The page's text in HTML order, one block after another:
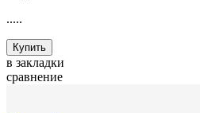
.....
Купить
в закладки
сравнение